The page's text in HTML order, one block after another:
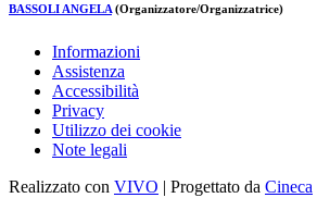
BASSOLI ANGELA (Organizzatore/Organizzatrice)
Informazioni
Assistenza
Accessibilità
Privacy
Utilizzo dei cookie
Note legali
Realizzato con VIVO | Progettato da Cineca